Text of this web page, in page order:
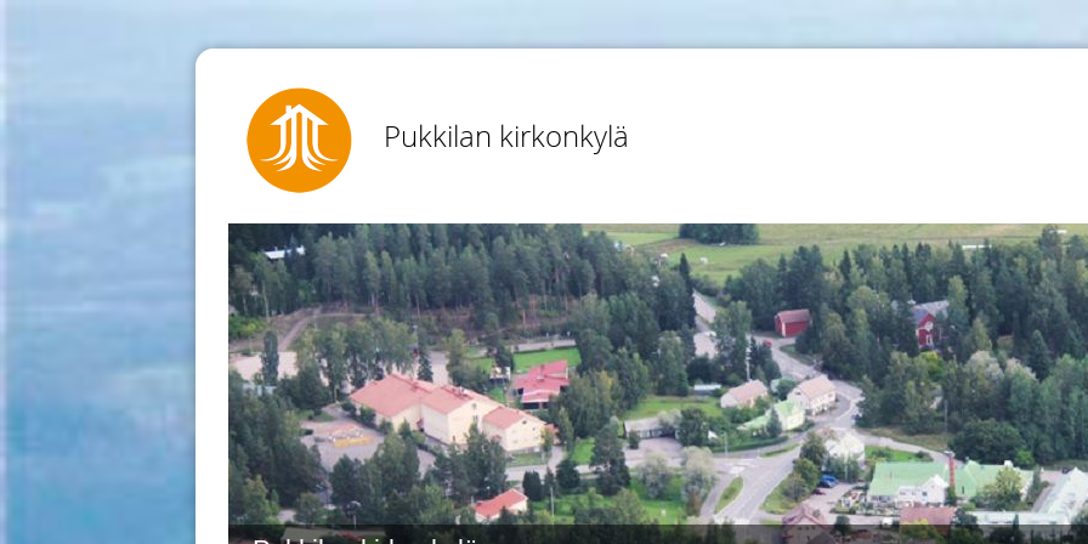
Pukkilan kirkonkylä